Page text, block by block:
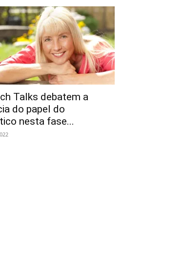
Talks debatem a
do papel do
nesta fase...